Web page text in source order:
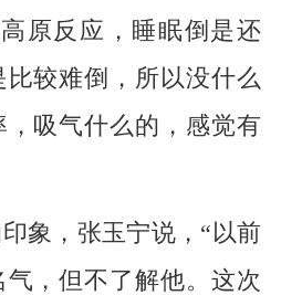
原反应，睡眠倒是还
较难倒，所以没什么
吸气什么的，感觉有
，张玉宁说，“以前
，但不了解他。这次